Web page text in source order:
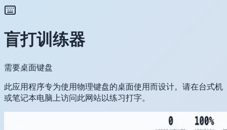
盲打训练器
需要桌面键盘
此应用程序专为使用物理键盘的桌面使用而设计。请在台式机
或笔记本电脑上访问此网站以练习打字。